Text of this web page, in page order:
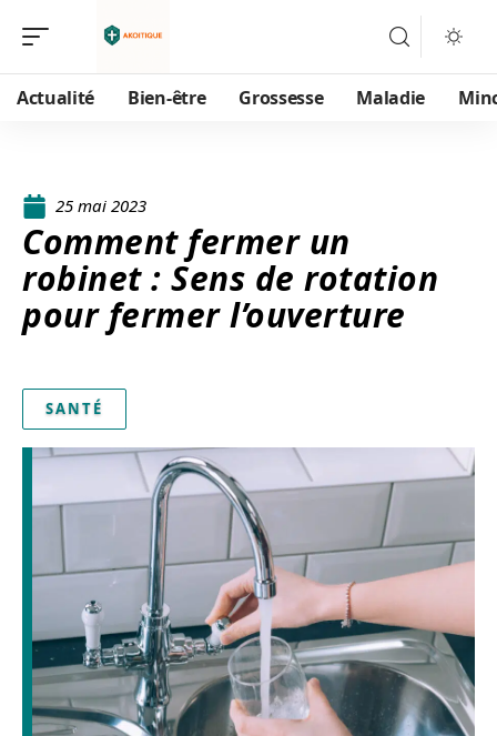
Actualité Bien-être Grossesse Maladie
25 mai 2023
Comment fermer un
robinet : Sens de rotation
pour fermer l’ouverture
SANTÉ